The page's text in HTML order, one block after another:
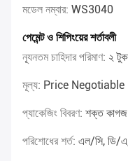
মডেল নম্বার: WS3040
পেমেন্ট ও শিপিংয়ের শর্তাবলী
ন্যূনতম চাহিদার পরিমাণ: ২
মূল্য: Price Negotiable
প্যাকেজিং বিবরণ: শক্ত কাগজ
পরিশোধের শর্ত: এল/সি, ডি/এ,